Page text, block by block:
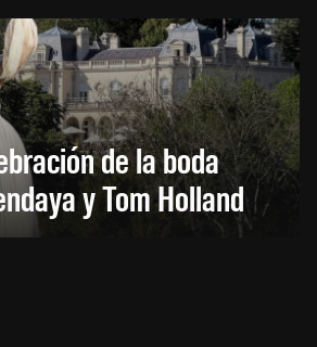
de la boda
y Tom Holland